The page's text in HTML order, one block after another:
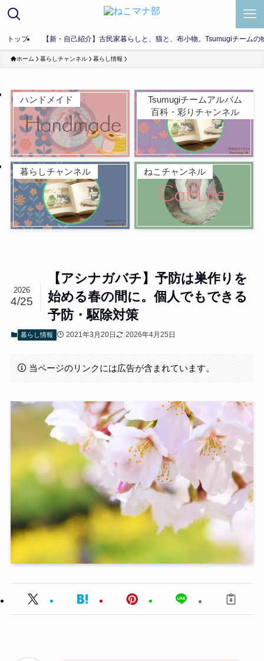
トップ 【新・自己紹介】古民家暮らしと、猫と、布小物。Tsumugiチームの
ホーム 暮らしチャンネル 暮らし情報
ハンドメイド
Tsumugiチームアルバム
百科・彩りチャンネル
暮らしチャンネル ねこチャンネル
【アシナガバチ】予防は巣作りを
始める春の間に。個人でもできる
予防・駆除対策
2026
4/25
暮らし情報 2021年3月20日 2026年4月25日
当ページのリンクには広告が含まれています。